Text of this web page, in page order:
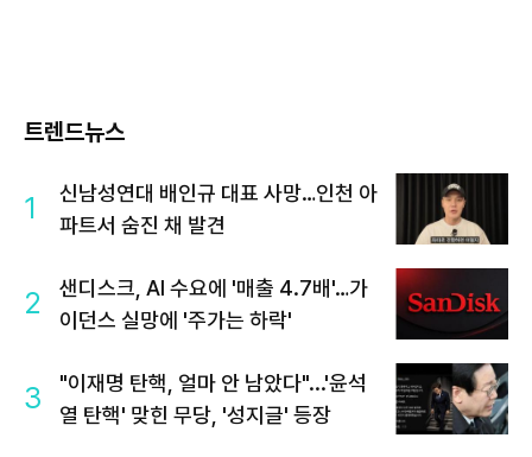
트렌드뉴스
1
신남성연대 배인규 대표 사망…인천 아
파트서 숨진 채 발견
2
샌디스크, AI 수요에 '매출 4.7배'…가
이던스 실망에 '주가는 하락'
3
"이재명 탄핵, 얼마 안 남았다"...'윤석
열 탄핵' 맞힌 무당, '성지글' 등장